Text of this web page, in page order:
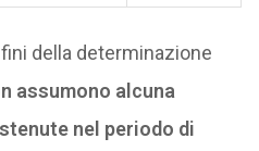
della determinazione
assumono alcuna
nel periodo di